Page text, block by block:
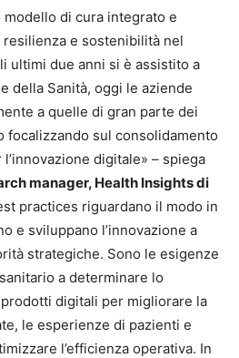
di cura integrato e
e sostenibilità nel
ultimi due anni si è assistito a
della Sanità, oggi le aziende
a quelle di gran parte dei
focalizzando sul consolidamento
digitale» – spiega
manager, Health Insights di
practices riguardano il modo in
e sviluppano l’innovazione a
strategiche. Sono le esigenze
a determinare lo
digitali per migliorare la
le esperienze di pazienti e
l’efficienza operativa. In